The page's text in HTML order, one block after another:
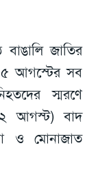
বাঙালি জাতির
আগস্টের সব
স্মরণে
আগস্ট) বাদ
ও মোনাজাত